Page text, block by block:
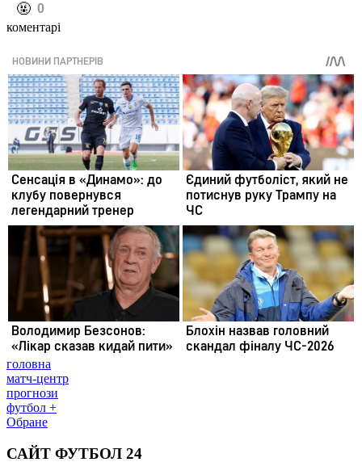
️🤬 0
коментарі
головна
матч-центр
прогнози
футбол +
Обране
САЙТ ФУТБОЛ 24